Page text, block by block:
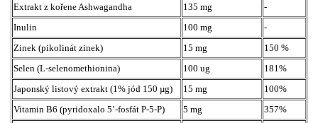
Extrakt z kořene Ashwagandha
135 mg
-
Inulin
100 mg
-
Zinek (pikolinát zinek)
15 mg
150 %
Selen (L-selenomethionina)
100 ug
181%
Japonský listový extrakt (1% jód 150 µg)
15 mg
100%
Vitamin B6 (pyridoxalo 5’-fosfát P-5-P)
5 mg
357%